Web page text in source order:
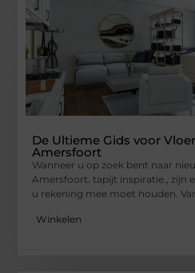
De Ultieme Gids voor
Amersfoort
Wanneer u op zoek bent naar
Amersfoort. tapijt inspiratie., zijn
u rekening mee moet houden.
Winkelen